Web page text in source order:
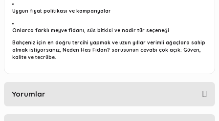
Uygun fiyat politikası ve kampanyalar
Onlarca farklı meyve fidanı, süs bitkisi ve nadir tür seçeneği
Bahçeniz için en doğru tercihi yapmak ve uzun yıllar verimli ağaçlara sahip
olmak istiyorsanız, Neden Has Fidan? sorusunun cevabı çok açık: Güven,
kalite ve tecrübe.
Yorumlar